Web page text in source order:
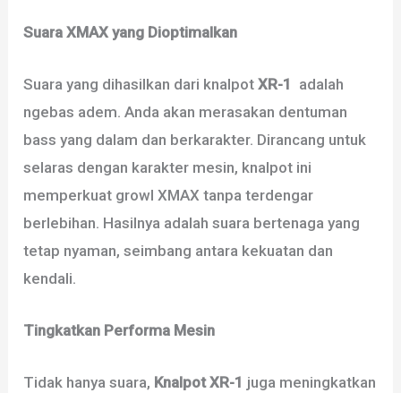
Suara XMAX yang Dioptimalkan
Suara yang dihasilkan dari knalpotXR-1 adalah
ngebas adem. Anda akan merasakan dentuman
bass yang dalam dan berkarakter. Dirancang untuk
selaras dengan karakter mesin, knalpot ini
memperkuat growl XMAX tanpa terdengar
berlebihan. Hasilnya adalah suara bertenaga yang
tetap nyaman, seimbang antara kekuatan dan
kendali.
Tingkatkan Performa Mesin
Tidak hanya suara, Knalpot XR-1 juga meningkatkan